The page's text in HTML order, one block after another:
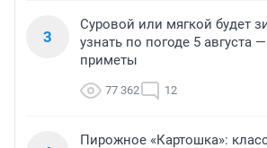
3
Суровой или мягкой будет
узнать по погоде 5 августа
приметы
77 362 12
Пирожное «Картошка»: